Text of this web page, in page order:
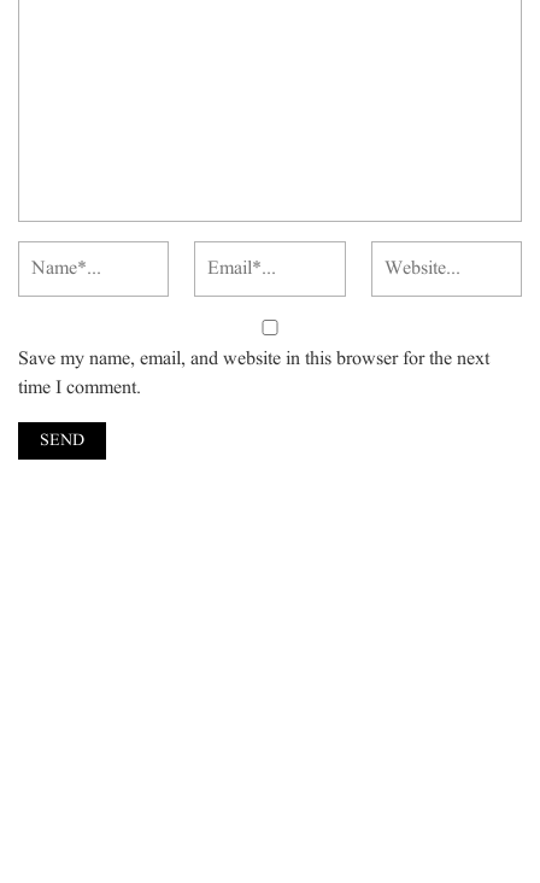
Save my name, email, and website in this browser for the next
time I comment.